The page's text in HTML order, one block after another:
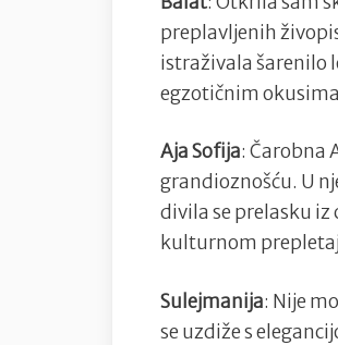
preplavljenih
istraživala šarenilo
egzotičnim
Aja Sofija: Čarobna
grandioznošću. U
divila se prelasku iz
kulturnom
Sulejmanija: Nije
se uzdiže s